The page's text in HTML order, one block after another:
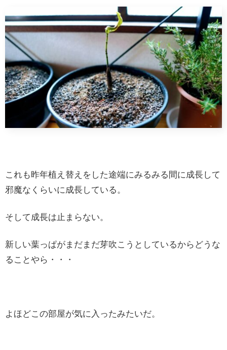
これも昨年植え替えをした途端にみるみる間に成長して
邪魔なくらいに成長している。
そして成長は止まらない。
新しい葉っぱがまだまだ芽吹こうとしているからどうな
ることやら・・・
よほどこの部屋が気に入ったみたいだ。